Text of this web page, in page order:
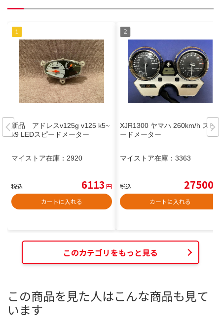
新品 アドレスv125g v125 k5~
k9 LEDスピードメーター
マイストア在庫： 2920
税込 6113 円
カートに入れる
XJR1300 ヤマハ 260km/h スピ
ードメーター
マイストア在庫： 3363
税込 27500
カートに入れる
このカテゴリをもっと見る
この商品を見た人はこんな商品も見て
います